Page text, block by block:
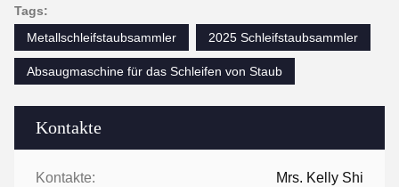
Kontakte
Kontakte: Mrs. Kelly Shi
Tags:
Metallschleifstaubsammler
2025 Schleifstaubsammler
Absaugmaschine für das Schleifen von Staub